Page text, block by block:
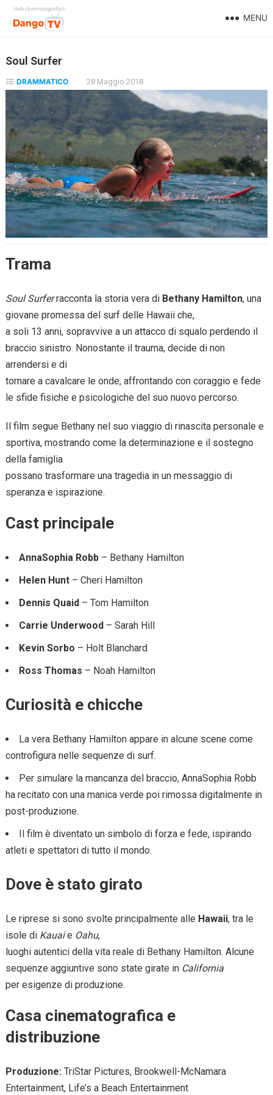
MENU
Soul Surfer
DRAMMATICO 28 Maggio 2018
Trama
Soul Surferracconta la storia vera di Bethany Hamilton, una
giovane promessa del surf delle Hawaii che,
a soli 13 anni, sopravvive a un attacco di squalo perdendo il
braccio sinistro. Nonostante il trauma, decide di non
arrendersi e di
tornare a cavalcare le onde, affrontando con coraggio e fede
le sfide fisiche e psicologiche del suo nuovo percorso.
Il film segue Bethany nel suo viaggio di rinascita personale e
sportiva, mostrando come la determinazione e il sostegno
della famiglia
possano trasformare una tragedia in un messaggio di
speranza e ispirazione.
Cast principale
AnnaSophia Robb– Bethany Hamilton
Helen Hunt– Cheri Hamilton
Dennis Quaid – Tom Hamilton
Carrie Underwood – Sarah Hill
Kevin Sorbo – Holt Blanchard
Ross Thomas – Noah Hamilton
Curiosità e chicche
La vera Bethany Hamilton appare in alcune scene come
controfigura nelle sequenze di surf.
Per simulare la mancanza del braccio, AnnaSophia Robb
ha recitato con una manica verde poi rimossa digitalmente in
post-produzione.
Il film è diventato un simbolo di forza e fede, ispirando
atleti e spettatori di tutto il mondo.
Dove è stato girato
Le riprese si sono svolte principalmente alle Hawaii, tra le
isole di Kauaie Oahu,
luoghi autentici della vita reale di Bethany Hamilton. Alcune
sequenze aggiuntive sono state girate in California
per esigenze di produzione.
Casa cinematografica e
distribuzione
Produzione:TriStar Pictures, Brookwell-McNamara
Entertainment, Life’s a Beach Entertainment